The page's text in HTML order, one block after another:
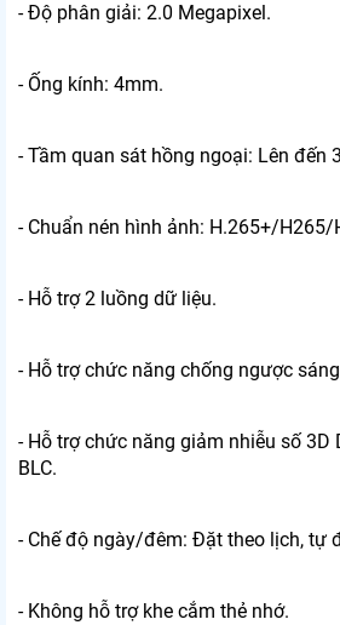
- Độ phân giải: 2.0 Megapixel.
- Ống kính: 4mm.
- Tầm quan sát hồng ngoại: Lên đến
- Chuẩn nén hình ảnh: H.265+/H265/
- Hỗ trợ 2 luồng dữ liệu.
- Hỗ trợ chức năng chống ngược sáng
- Hỗ trợ chức năng giảm nhiễu số 3D
BLC.
- Chế độ ngày/đêm: Đặt theo lịch, tự
- Không hỗ trợ khe cắm thẻ nhớ.